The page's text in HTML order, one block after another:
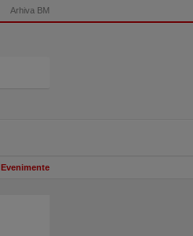
Arhiva BM
Evenimente